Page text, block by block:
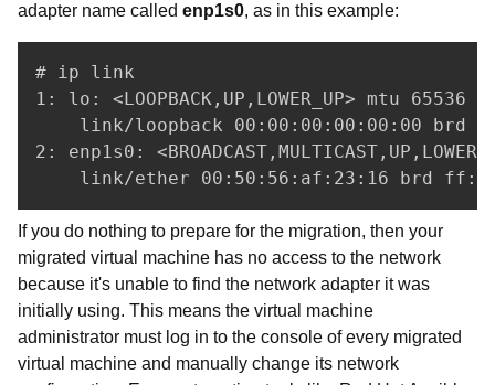
adapter name called enp1s0, as in this example:
# ip link
1: lo: <LOOPBACK,UP,LOWER_UP> mtu
link/loopback 00:00:00:00:00:00 brd
2: enp1s0:
link/ether 00:50:56:af:23:16 brd
If you do nothing to prepare for the migration, then your
migrated virtual machine has no access to the network
because it's unable to find the network adapter it was
initially using. This means the virtual machine
administrator must log in to the console of every migrated
virtual machine and manually change its network